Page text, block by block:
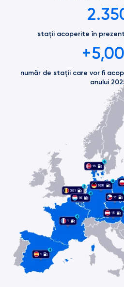
stații acoperite în
număr de stații care vor fi
anului